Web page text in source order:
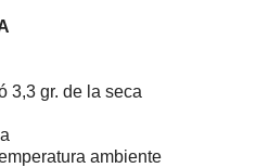
3,3 gr. de la seca
ambiente